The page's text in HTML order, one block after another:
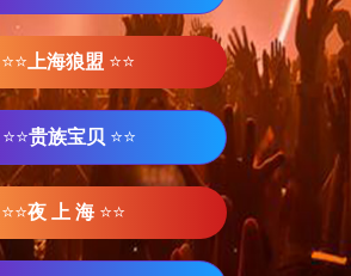
⭐⭐ 上海狼盟 ⭐⭐
⭐⭐贵族宝贝 ⭐⭐
⭐⭐夜 上 海 ⭐⭐